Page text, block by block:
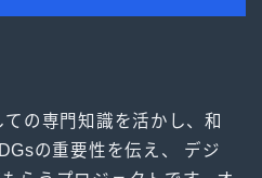
の専門知識を活かし、和
の重要性を伝え、 デジ